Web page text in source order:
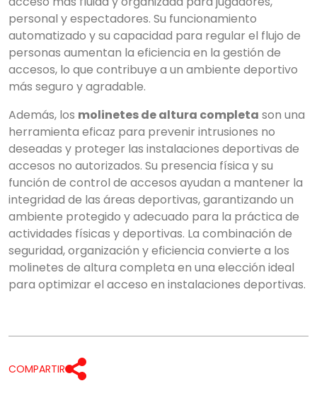
personal y espectadores. Su funcionamiento
automatizado y su capacidad para regular el flujo de
personas aumentan la eficiencia en la gestión de
accesos, lo que contribuye a un ambiente deportivo
más seguro y agradable.
Además, los molinetes de altura completa son una
herramienta eficaz para prevenir intrusiones no
deseadas y proteger las instalaciones deportivas de
accesos no autorizados. Su presencia física y su
función de control de accesos ayudan a mantener la
integridad de las áreas deportivas, garantizando un
ambiente protegido y adecuado para la práctica de
actividades físicas y deportivas. La combinación de
seguridad, organización y eficiencia convierte a los
molinetes de altura completa en una elección ideal
para optimizar el acceso en instalaciones deportivas.
COMPARTIR